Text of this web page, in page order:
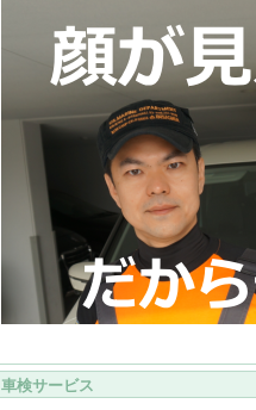
車検サービス